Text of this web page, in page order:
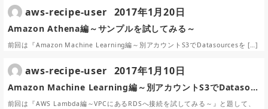
Amazon Athena編～サンプルを試してみる～
前回は『Amazon Machine Learning編～別アカウントS3でDatasourcesを […]
aws-recipe-user 2017年1月20日
Amazon Machine Learning編～別アカウントS3でDataso…
前回は『AWS Lambda編～VPCにあるRDSへ接続を試してみる～』と題して、
aws-recipe-user 2017年1月10日